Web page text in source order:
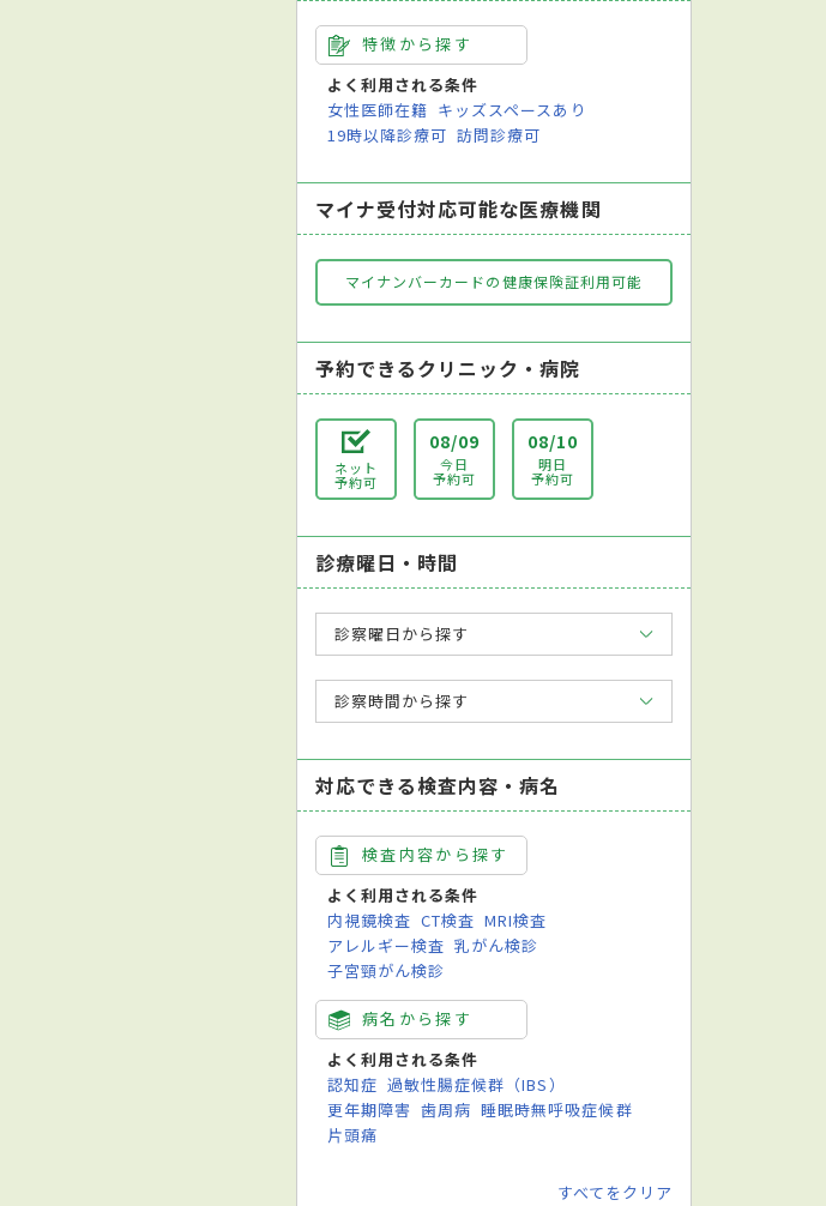
特徴から探す
よく利用される条件
女性医師在籍 キッズスペースあり
19時以降診療可 訪問診療可
マイナ受付対応可能な医療機関
マイナンバーカードの健康保険証利用可能
予約できるクリニック・病院
ネット
予約可
08/09
今日
予約可
08/10
明日
予約可
診療曜日・時間
診察曜日から探す
診察時間から探す
対応できる検査内容・病名
検査内容から探す
よく利用される条件
内視鏡検査 CT検査 MRI検査
アレルギー検査 乳がん検診
子宮頸がん検診
病名から探す
よく利用される条件
認知症 過敏性腸症候群（IBS）
更年期障害 歯周病 睡眠時無呼吸症候群
片頭痛
すべてをクリア